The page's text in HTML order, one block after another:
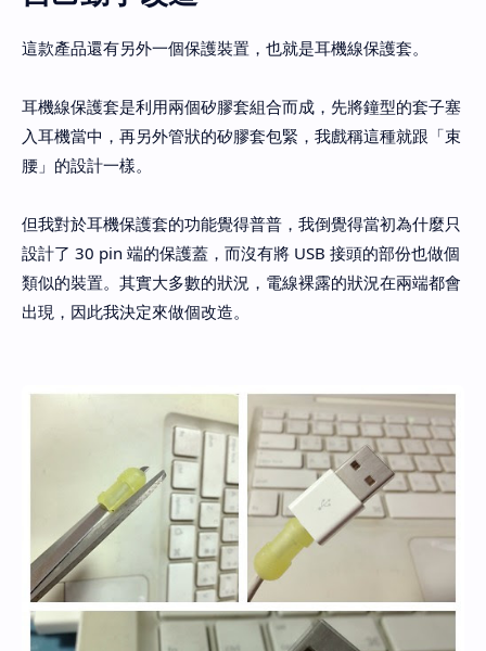
這款產品還有另外一個保護裝置，也就是耳機線保護套。
耳機線保護套是利用兩個矽膠套組合而成，先將鐘型的套子塞
入耳機當中，再另外管狀的矽膠套包緊，我戲稱這種就跟「束
腰」的設計一樣。
但我對於耳機保護套的功能覺得普普，我倒覺得當初為什麼只
設計了 30 pin 端的保護蓋，而沒有將 USB 接頭的部份也做個
類似的裝置。其實大多數的狀況，電線裸露的狀況在兩端都會
出現，因此我決定來做個改造。